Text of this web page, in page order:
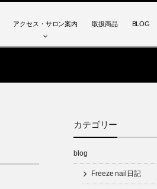
アクセス・サロン案内 取扱商品 BLOG
カテゴリー
blog
Freeze nail日記